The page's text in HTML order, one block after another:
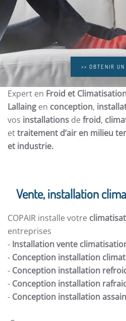
>> OBTENIR
Expert en Froid et
Lallaing en conception,
vos installations de froid,
ettraitement d’air en milieu
et industrie.
Vente, installation
COPAIR installe votre
entreprises
- Installation vente
- Conception installation
- Conception installation
- Conception installation
- Conception installation